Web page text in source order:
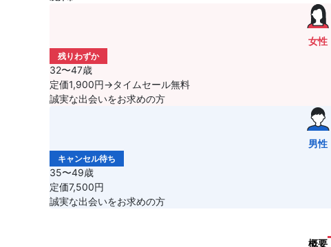
女性
残りわずか
32〜47歳
定価1,900円→タイムセール無料
誠実な出会いをお求めの方
男性
キャンセル待ち
35〜49歳
定価7,500円
誠実な出会いをお求めの方
概要